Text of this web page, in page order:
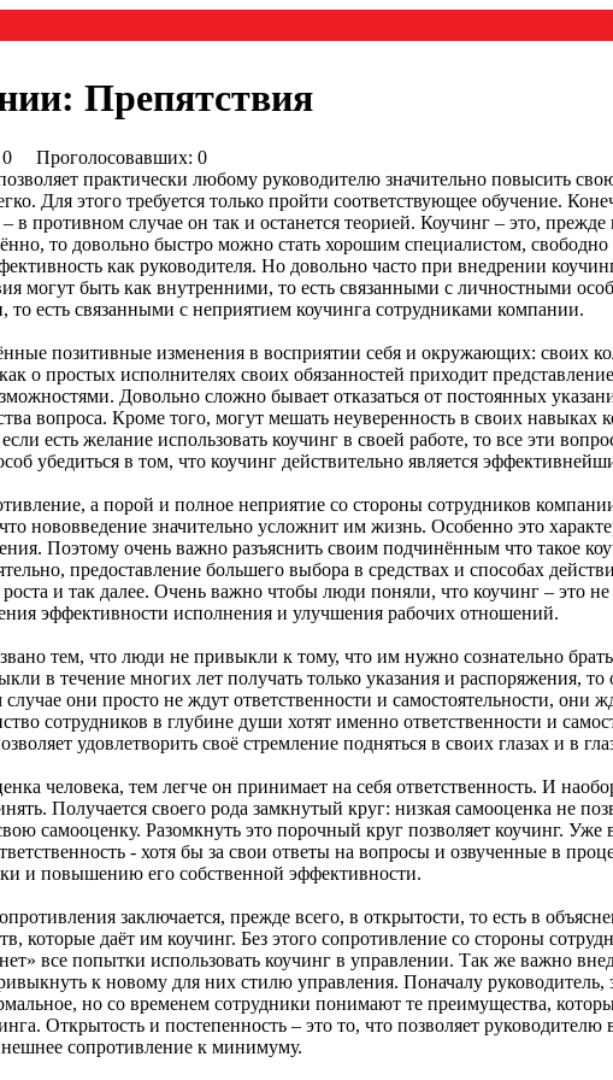
Препятствия
: 0 Проголосовавших: 0
практически любому руководителю значительно повысить
Для этого требуется только пройти соответствующее обучение.
в противном случае он так и останется теорией. Коучинг – это, прежде
то довольно быстро можно стать хорошим специалистом,
как руководителя. Но довольно часто при внедрении
могут быть как внутренними, то есть связанными с личностными
есть связанными с неприятием коучинга сотрудниками компании.
позитивные изменения в восприятии себя и окружающих: своих
о простых исполнителях своих обязанностей приходит
Довольно сложно бывает отказаться от постоянных
вопроса. Кроме того, могут мешать неуверенность в своих навыках
есть желание использовать коучинг в своей работе, то все эти
убедиться в том, что коучинг действительно является
а порой и полное неприятие со стороны сотрудников
нововведение значительно усложнит им жизнь. Особенно это
Поэтому очень важно разъяснить своим подчинённым что такое
предоставление большего выбора в средствах и способах
и так далее. Очень важно чтобы люди поняли, что коучинг – это
эффективности исполнения и улучшения рабочих отношений.
тем, что люди не привыкли к тому, что им нужно сознательно брать
в течение многих лет получать только указания и распоряжения, то
случае они просто не ждут ответственности и самостоятельности, они
сотрудников в глубине души хотят именно ответственности и
удовлетворить своё стремление подняться в своих глазах и в
человека, тем легче он принимает на себя ответственность. И
Получается своего рода замкнутый круг: низкая самооценка не
самооценку. Разомкнуть это порочный круг позволяет коучинг. Уже
- хотя бы за свои ответы на вопросы и озвученные в
и повышению его собственной эффективности.
заключается, прежде всего, в открытости, то есть в
которые даёт им коучинг. Без этого сопротивление со стороны
все попытки использовать коучинг в управлении. Так же важно
к новому для них стилю управления. Поначалу
но со временем сотрудники понимают те преимущества,
Открытость и постепенность – это то, что позволяет руководителю
сопротивление к минимуму.